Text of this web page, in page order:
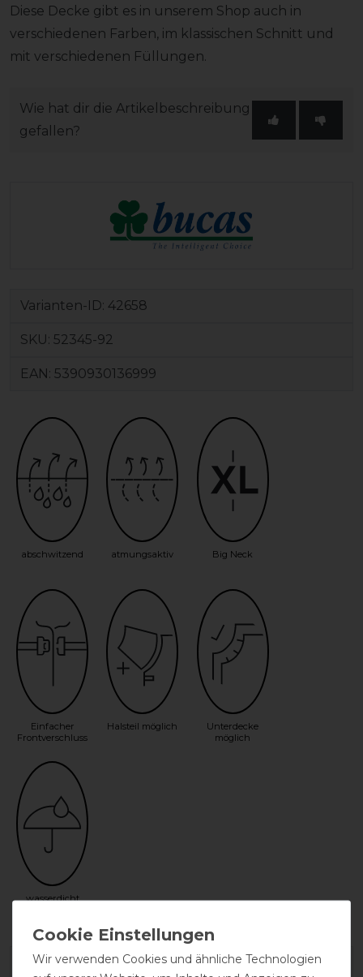
Diese Decke gibt es in unserem Shop auch in
verschiedenen Farben, im klassischen Schnitt und
mit verschiedenen Füllungen.
Wie hat dir die Artikelbeschreibung
gefallen?
Varianten-ID: 42658
SKU: 52345-92
EAN: 5390930136999
abschwitzend atmungsaktiv Big Neck
Einfacher
Frontverschluss
Halsteil möglich
Unterdecke
möglich
wasserdicht
Herstellergarantie
Wir verwenden Cookies und ähnliche Technologien